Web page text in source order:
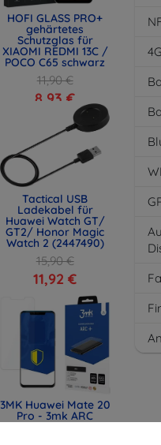
HOFI GLASS PRO+
gehärtetes
Schutzglas für
XIAOMI REDMI 13C /
POCO C65 schwarz
11,90 €
8,93 €
Tactical USB
Ladekabel für
Huawei Watch GT/
GT2/ Honor Magic
Watch 2 (2447490)
15,90 €
11,92 €
3MK Huawei Mate 20
Pro - 3mk ARC
Spezialedition